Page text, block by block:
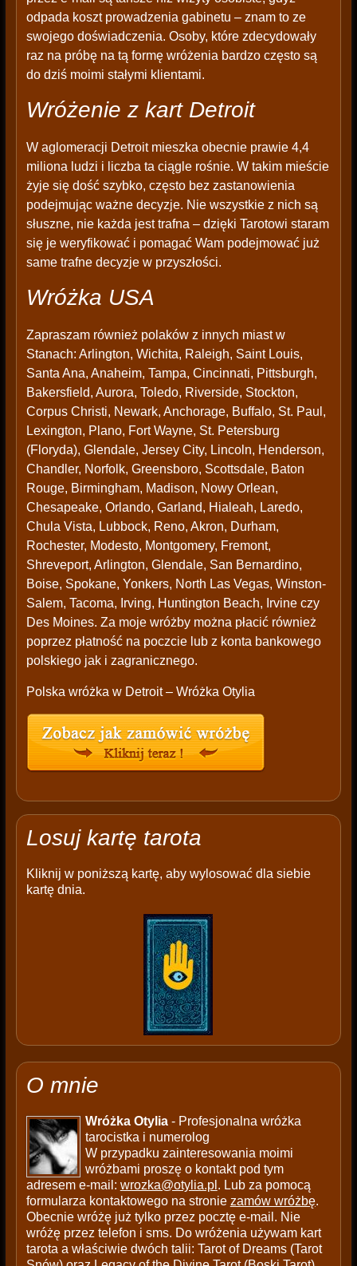
odpada koszt prowadzenia gabinetu – znam to ze
swojego doświadczenia. Osoby, które zdecydowały
raz na próbę na tą formę wróżenia bardzo często są
do dziś moimi stałymi klientami.
Wróżenie z kart Detroit
W aglomeracji Detroit mieszka obecnie prawie 4,4
miliona ludzi i liczba ta ciągle rośnie. W takim mieście
żyje się dość szybko, często bez zastanowienia
podejmując ważne decyzje. Nie wszystkie z nich są
słuszne, nie każda jest trafna – dzięki Tarotowi staram
się je weryfikować i pomagać Wam podejmować już
same trafne decyzje w przyszłości.
Wróżka USA
Zapraszam również polaków z innych miast w
Stanach: Arlington, Wichita, Raleigh, Saint Louis,
Santa Ana, Anaheim, Tampa, Cincinnati, Pittsburgh,
Bakersfield, Aurora, Toledo, Riverside, Stockton,
Corpus Christi, Newark, Anchorage, Buffalo, St. Paul,
Lexington, Plano, Fort Wayne, St. Petersburg
(Floryda), Glendale, Jersey City, Lincoln, Henderson,
Chandler, Norfolk, Greensboro, Scottsdale, Baton
Rouge, Birmingham, Madison, Nowy Orlean,
Chesapeake, Orlando, Garland, Hialeah, Laredo,
Chula Vista, Lubbock, Reno, Akron, Durham,
Rochester, Modesto, Montgomery, Fremont,
Shreveport, Arlington, Glendale, San Bernardino,
Boise, Spokane, Yonkers, North Las Vegas, Winston-
Salem, Tacoma, Irving, Huntington Beach, Irvine czy
Des Moines. Za moje wróżby można płacić również
poprzez płatność na poczcie lub z konta bankowego
polskiego jak i zagranicznego.
Polska wróżka w Detroit – Wróżka Otylia
Losuj kartę tarota
Kliknij w poniższą kartę, aby wylosować dla siebie
kartę dnia.
O mnie
Wróżka Otylia- Profesjonalna wróżka
tarocistka i numerolog
W przypadku zainteresowania moimi
wróżbami proszę o kontakt pod tym
adresem e-mail: wrozka@otylia.pl . Lub za pomocą
formularza kontaktowego na stronie zamów wróżbę.
Obecnie wróżę już tylko przez pocztę e-mail. Nie
wróżę przez telefon i sms. Do wróżenia używam kart
tarota a właściwie dwóch talii: Tarot of Dreams (Tarot